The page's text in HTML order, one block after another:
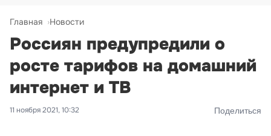
Главная Новости
Россиян предупредили о
росте тарифов на домашний
интернет и ТВ
11 ноября 2021, 10:32 Поделиться